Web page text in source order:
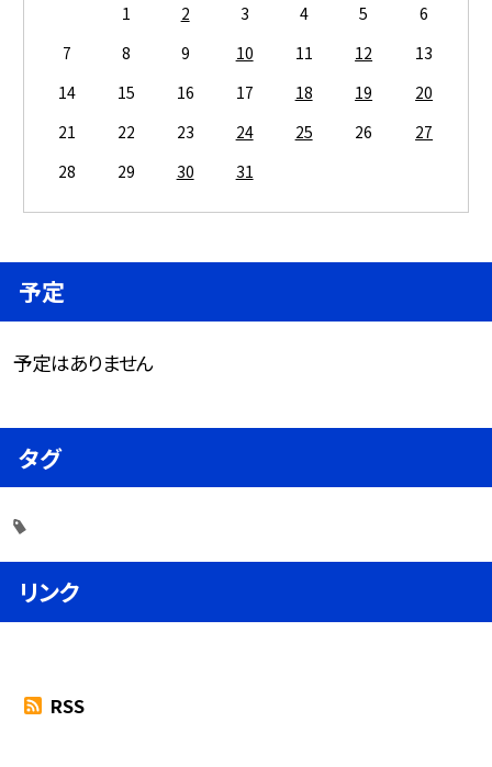
1 2 3 4 5
6
7
8 9 10 11 12
13
14
15 16 17 18 19
20
21
22 23 24 25 26
27
28
29 30 31
予定
予定はありません
タグ
リンク
RSS